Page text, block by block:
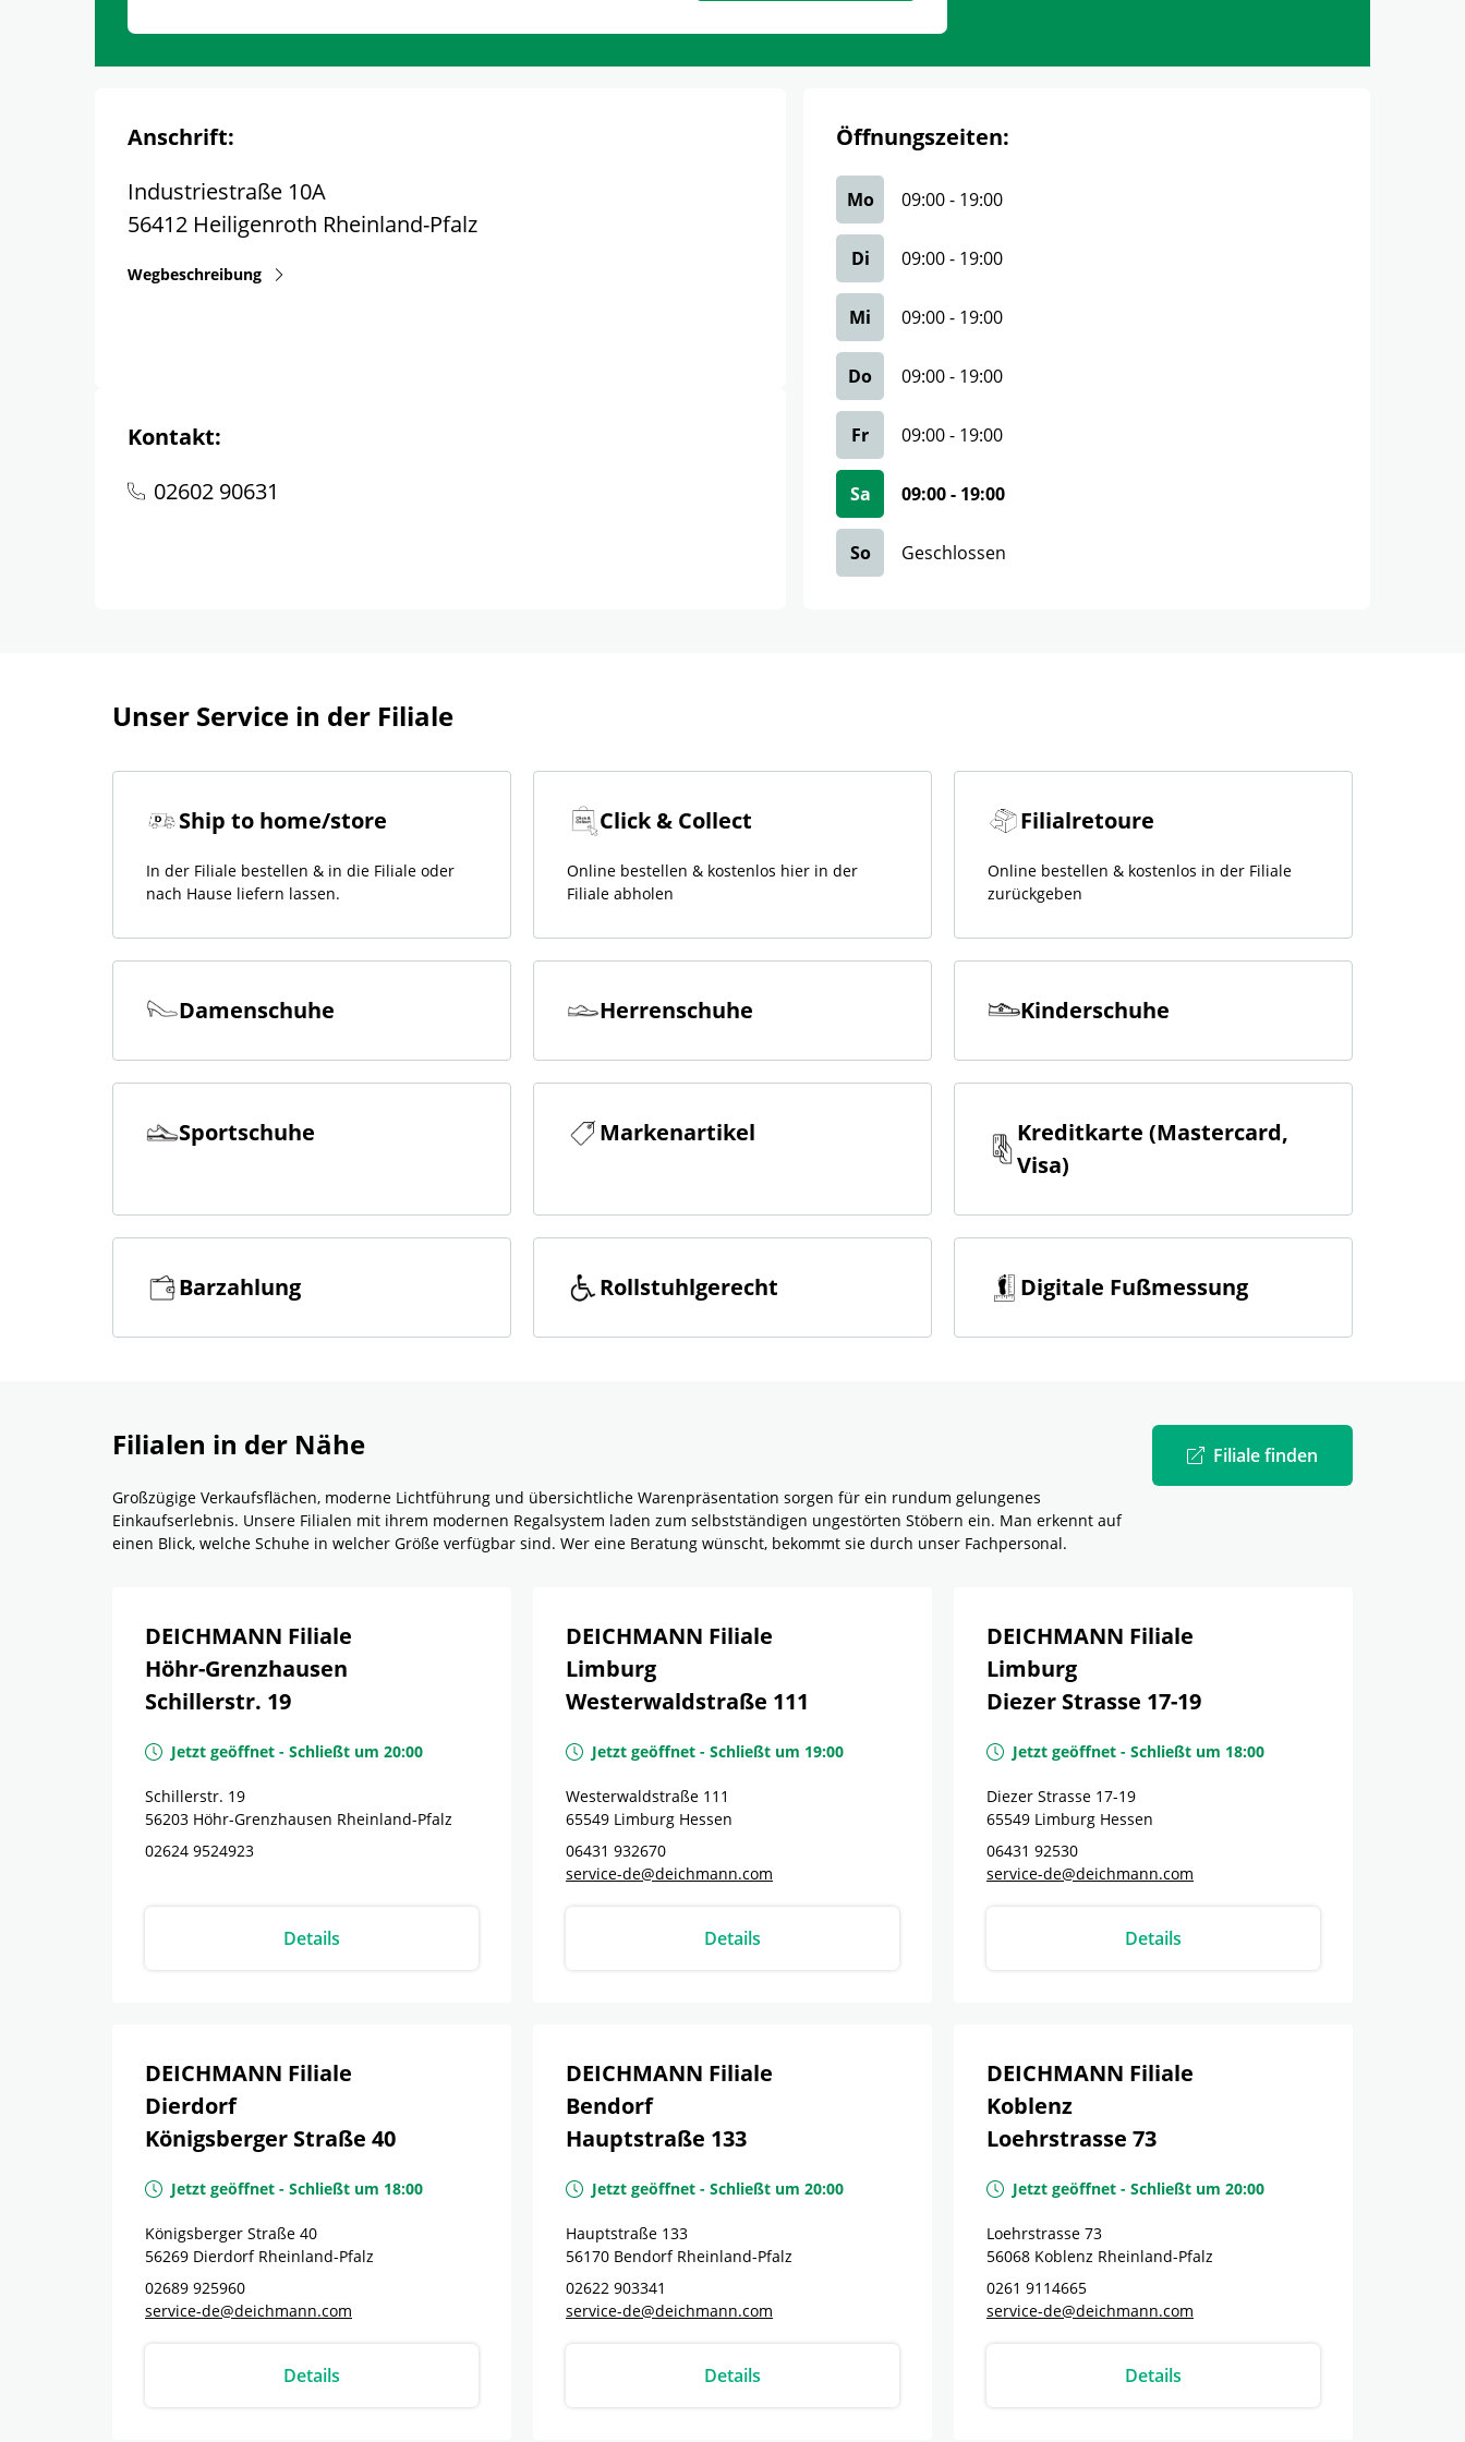
Anschrift:
Industriestraße 10A
56412 Heiligenroth Rheinland-Pfalz
Wegbeschreibung
Kontakt:
02602 90631
Öffnungszeiten:
Mo 09:00- 19:00
Di 09:00- 19:00
Mi 09:00- 19:00
Do 09:00- 19:00
Fr 09:00- 19:00
Sa 09:00- 19:00
So Geschlossen
Unser Service in der Filiale
Ship to home/store
In der Filiale bestellen & in die Filiale oder
nach Hause liefern lassen.
Click & Collect
Online bestellen & kostenlos hier in der
Filiale abholen
Filialretoure
Online bestellen & kostenlos in der Filiale
zurückgeben
Damenschuhe Herrenschuhe Kinderschuhe
Sportschuhe Markenartikel
Kreditkarte (Mastercard,
Visa)
Barzahlung Rollstuhlgerecht Digitale Fußmessung
Filialen in der Nähe
Großzügige Verkaufsflächen, moderne Lichtführung und übersichtliche Warenpräsentation sorgen für ein rundum gelungenes
Einkaufserlebnis. Unsere Filialen mit ihrem modernen Regalsystem laden zum selbstständigen ungestörten Stöbern ein. Man erkennt auf
einen Blick, welche Schuhe in welcher Größe verfügbar sind. Wer eine Beratung wünscht, bekommt sie durch unser Fachpersonal.
Filiale finden
DEICHMANN Filiale
Höhr-Grenzhausen
Schillerstr. 19
Jetzt geöffnet - Schließt um 20:00
Schillerstr. 19
56203 Höhr-Grenzhausen Rheinland-Pfalz
02624 9524923
Details
DEICHMANN Filiale
Limburg
Westerwaldstraße 111
Jetzt geöffnet - Schließt um 19:00
Westerwaldstraße 111
65549 Limburg Hessen
06431 932670
service-de@deichmann.com
Details
DEICHMANN Filiale
Limburg
Diezer Strasse 17-19
Jetzt geöffnet - Schließt um 18:00
Diezer Strasse 17-19
65549 Limburg Hessen
06431 92530
service-de@deichmann.com
Details
DEICHMANN Filiale
Dierdorf
Königsberger Straße 40
Jetzt geöffnet - Schließt um 18:00
Königsberger Straße 40
56269 Dierdorf Rheinland-Pfalz
02689 925960
service-de@deichmann.com
Details
DEICHMANN Filiale
Bendorf
Hauptstraße 133
Jetzt geöffnet - Schließt um 20:00
Hauptstraße 133
56170 Bendorf Rheinland-Pfalz
02622 903341
service-de@deichmann.com
Details
DEICHMANN Filiale
Koblenz
Loehrstrasse 73
Jetzt geöffnet - Schließt um 20:00
Loehrstrasse 73
56068 Koblenz Rheinland-Pfalz
0261 9114665
service-de@deichmann.com
Details